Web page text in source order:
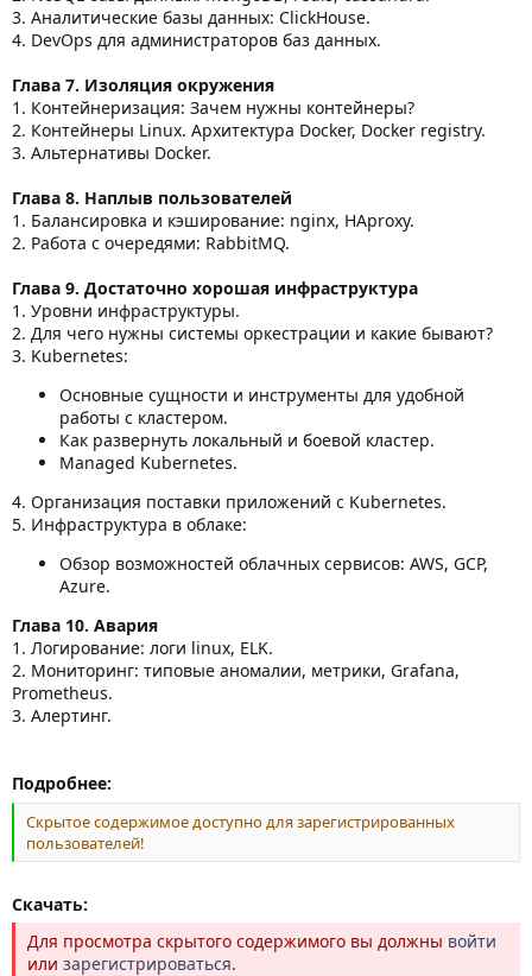
3. Аналитические базы данных: ClickHouse.
4. DevOps для администраторов баз данных.
Глава 7. Изоляция окружения
1. Контейнеризация: Зачем нужны контейнеры?
2. Контейнеры Linux. Архитектура Docker, Docker registry.
3. Альтернативы Docker.
Глава 8. Наплыв пользователей
1. Балансировка и кэширование: nginx, HAproxy.
2. Работа с очередями: RabbitMQ.
Глава 9. Достаточно хорошая инфраструктура
1. Уровни инфраструктуры.
2. Для чего нужны системы оркестрации и какие бывают?
3. Kubernetes:
Основные сущности и инструменты для удобной
работы с кластером.
Как развернуть локальный и боевой кластер.
Managed Kubernetes.
4. Организация поставки приложений с Kubernetes.
5. Инфраструктура в облаке:
Обзор возможностей облачных сервисов: AWS, GCP,
Azure.
Глава 10. Авария
1. Логирование: логи linux, ELK.
2. Мониторинг: типовые аномалии, метрики, Grafana,
Prometheus.
3. Алертинг.
Подробнее:
Скрытое содержимое доступно для зарегистрированных
пользователей!
Скачать:
Для просмотра скрытого содержимого вы должны войти
или зарегистрироваться.